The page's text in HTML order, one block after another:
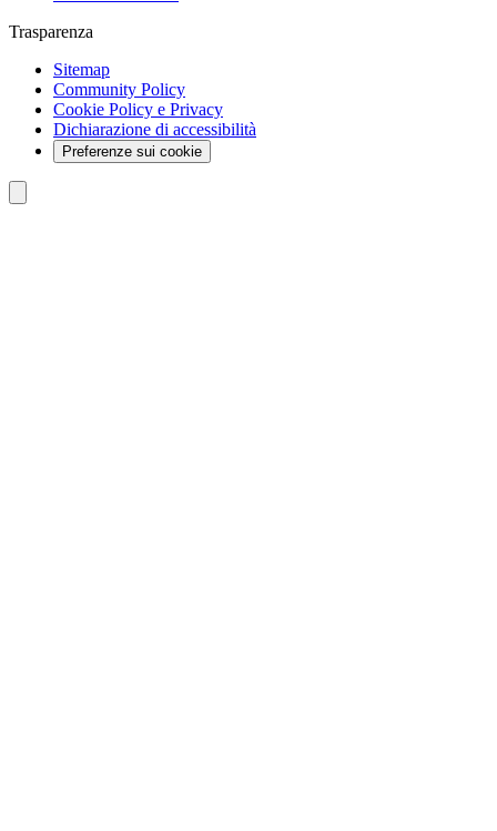
Trasparenza
Sitemap
Community Policy
Cookie Policy e Privacy
Dichiarazione di accessibilità
Preferenze sui cookie